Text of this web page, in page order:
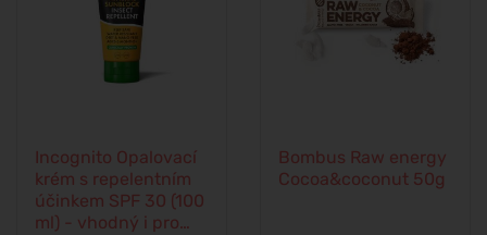
Incognito Opalovací
krém s repelentním
účinkem SPF 30 (100
ml) - vhodný i pro
Bombus Raw energy
Cocoa&coconut 50g